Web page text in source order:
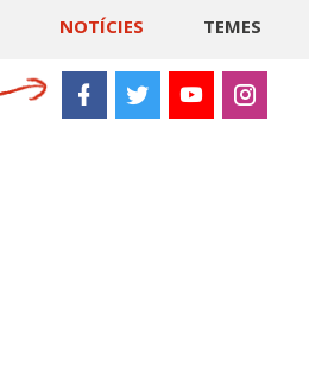
NOTÍCIES TEMES